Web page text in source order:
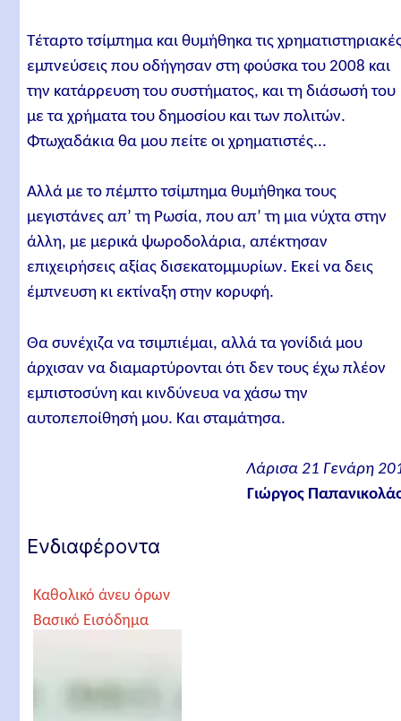
Τέταρτο τσίμπημα και θυμήθηκα τις
εμπνεύσεις που οδήγησαν στη φούσκα του 2008 και
την κατάρρευση του συστήματος, και τη διάσωσή του
με τα χρήματα του δημοσίου και των πολιτών.
Φτωχαδάκια θα μου πείτε οι χρηματιστές...
Αλλά με το πέμπτο τσίμπημα θυμήθηκα τους
μεγιστάνες απ’ τη Ρωσία, που απ’ τη μια νύχτα στην
άλλη, με μερικά ψωροδολάρια, απέκτησαν
επιχειρήσεις αξίας δισεκατομμυρίων. Εκεί να δεις
έμπνευση κι εκτίναξη στην κορυφή.
Θα συνέχιζα να τσιμπιέμαι, αλλά τα γονίδιά μου
άρχισαν να διαμαρτύρονται ότι δεν τους έχω πλέον
εμπιστοσύνη και κινδύνευα να χάσω την
αυτοπεποίθησή μου. Και σταμάτησα.
Λάρισα 21 Γενάρη
Γιώργος
Ενδιαφέροντα
Καθολικό άνευ όρων
Βασικό Εισόδημα